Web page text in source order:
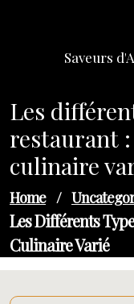
Saveurs
Les
restaurant
culinaire
Home /
Les Différents
Culinaire Varié